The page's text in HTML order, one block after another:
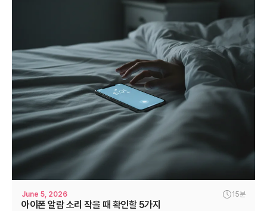
June 5, 2026 15분
아이폰 알람 소리 작을 때 확인할 5가지